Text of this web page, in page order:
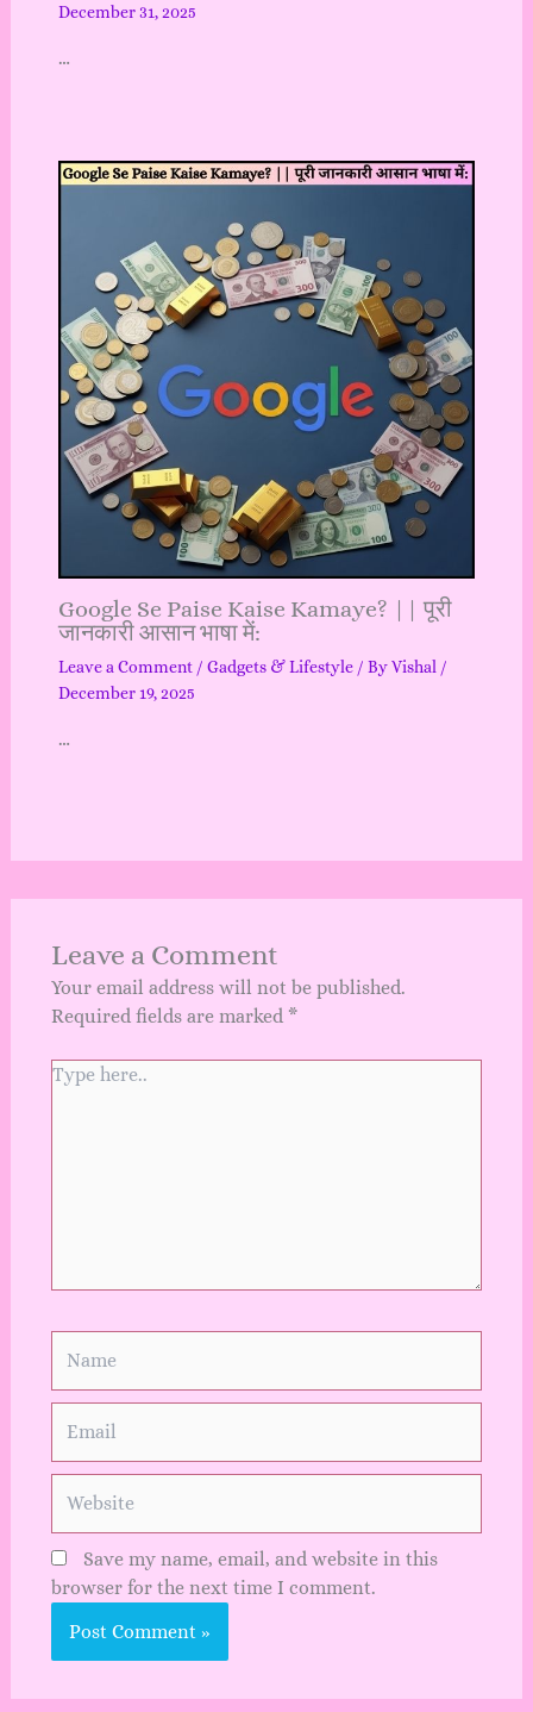
December 31, 2025
…
Google Se Paise Kaise Kamaye? || पूरी
जानकारी आसान भाषा में:
Leave a Comment / Gadgets & Lifestyle/ ByVishal /
December 19, 2025
…
Leave a Comment
Your email address will not be published.
Required fields are marked *
Type
Save my name, email, and website in this
browser for the next time I comment.